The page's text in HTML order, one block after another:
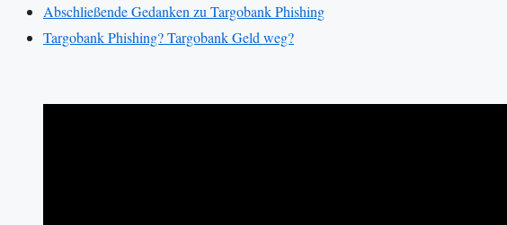
Abschließende Gedanken zu Targobank Phishing
Targobank Phishing? Targobank Geld weg?